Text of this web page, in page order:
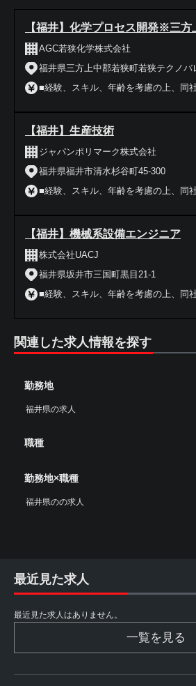
【福井】化学プロセス開発※三
AGC若狭化学株式会社
福井県三方上中郡若狭町若狭テクノバ
■経験、スキル、年齢を考慮の上、同
【福井】生産技術
ジャパンポリマーク株式会社
福井県福井市清水杉谷町45-300
■経験、スキル、年齢を考慮の上、同
【福井】機械系設備エンジニア
株式会社UACJ
福井県坂井市三国町黒目21-1
■経験、スキル、年齢を考慮の上、同
関連した求人情報を探す
勤務地
福井県の求人
職種
勤務地×職種
福井県のの求人
最近見た求人
最近見た求人はありません。
一覧を見る